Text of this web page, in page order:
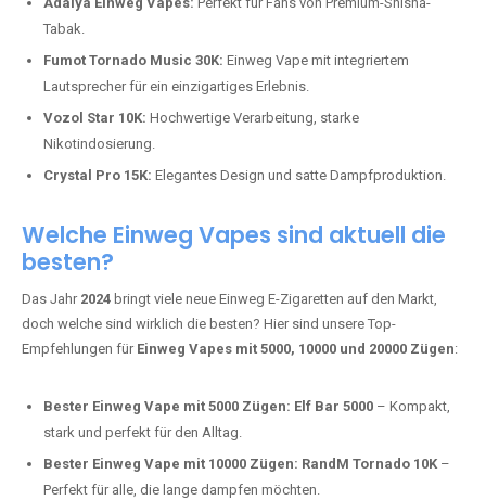
Tabak.
Fumot Tornado Music 30K: Einweg Vape mit integriertem
Lautsprecher für ein einzigartiges Erlebnis.
Vozol Star 10K: Hochwertige Verarbeitung, starke
Nikotindosierung.
Crystal Pro 15K: Elegantes Design und satte Dampfproduktion.
Welche Einweg Vapes sind aktuell die
besten?
Das Jahr 2024 bringt viele neue Einweg E-Zigaretten auf den Markt,
doch welche sind wirklich die besten? Hier sind unsere Top-
Empfehlungen für Einweg Vapes mit 5000, 10000 und 20000 Zügen:
Bester Einweg Vape mit 5000 Zügen: Elf Bar 5000 – Kompakt,
stark und perfekt für den Alltag.
Bester Einweg Vape mit 10000 Zügen: RandM Tornado 10K –
Perfekt für alle, die lange dampfen möchten.